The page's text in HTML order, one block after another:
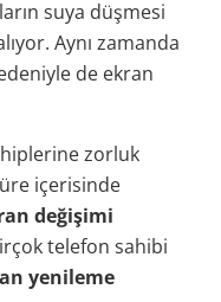
suya düşmesi
Aynı zamanda
de ekran
zorluk
içerisinde
değişimi
telefon sahibi
yenileme